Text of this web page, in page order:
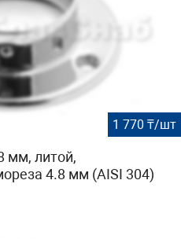
1 770 ₸/шт
мм, литой,
4.8 мм (AISI 304)